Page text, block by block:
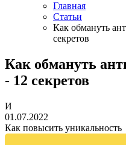
Главная
Статьи
Как обмануть
секретов
Как обмануть
- 12 секретов
И
01.07.2022
Как повысить уникальность